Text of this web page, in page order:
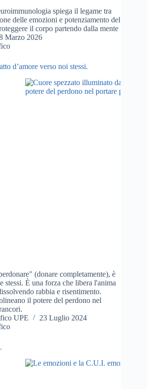
spiega il legame tra
delle emozioni e potenziamento del
il corpo partendo dalla mente
Marzo 2026
d’amore verso noi stessi.
(donare completamente), è
stessi. È una forza che libera l'anima
rabbia e risentimento.
il potere del perdono nel
UPE
23 Luglio 2024